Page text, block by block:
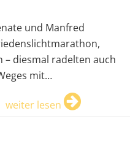
und Manfred
– diesmal radelten auch
mit…
weiter lesen